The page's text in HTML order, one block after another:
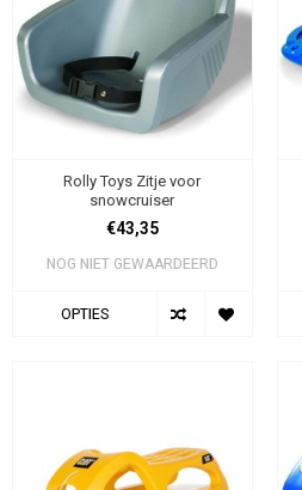
Rolly Toys Zitje voor
snowcruiser
€43,35
NOG NIET GEWAARDEERD
OPTIES